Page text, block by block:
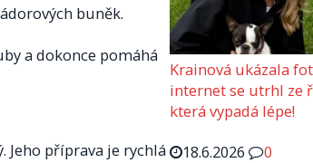
buněk.
a dokonce pomáhá
Jeho příprava je rychlá
Krainová ukázala
internet se utrhl ze
která vypadá lépe!
18.6.2026
0